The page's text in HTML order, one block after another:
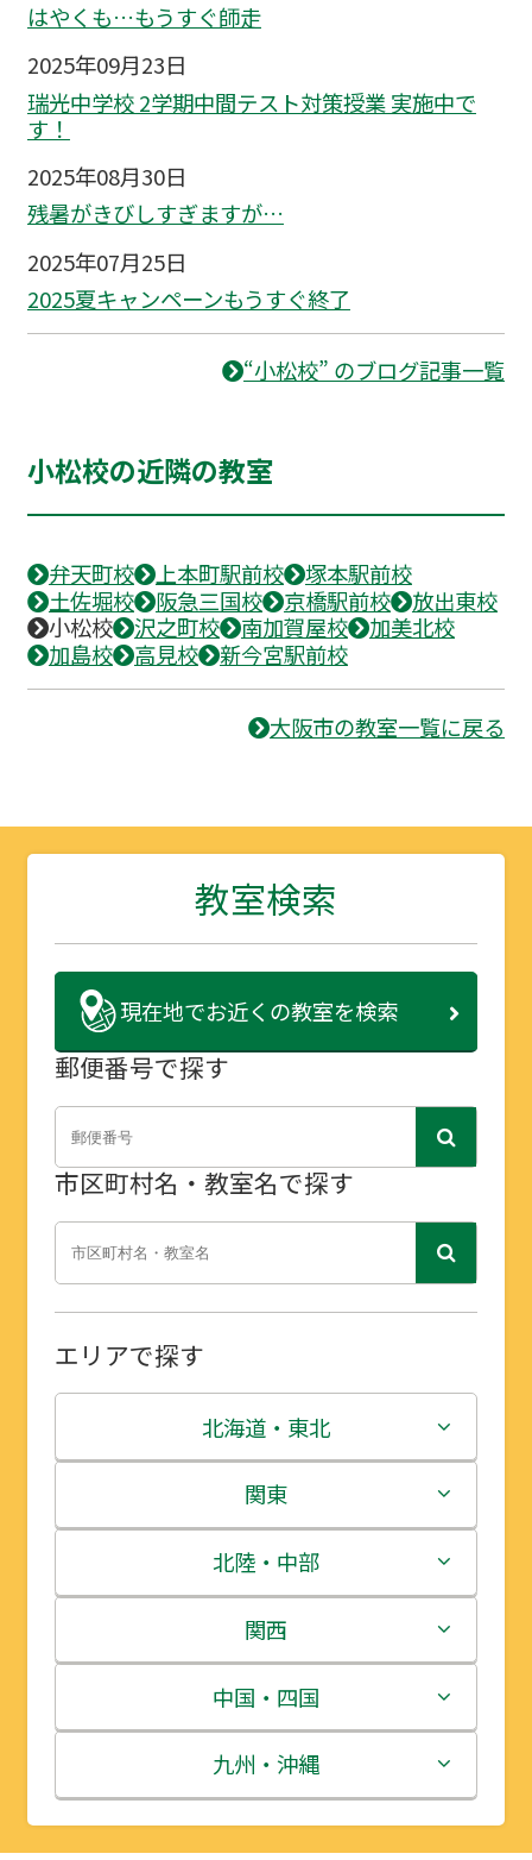
はやくも…もうすぐ師走
2025年09月23日
瑞光中学校 2学期中間テスト対策授業 実施中で
す！
2025年08月30日
残暑がきびしすぎますが…
2025年07月25日
2025夏キャンペーンもうすぐ終了
“小松校” のブログ記事一覧
小松校の近隣の教室
弁天町校 上本町駅前校
塚本駅前校
土佐堀校
阪急三国校 京橋駅前校
放出東校
小松校
沢之町校 南加賀屋校
加美北校
加島校
高見校 新今宮駅前校
大阪市の教室一覧に戻る
教室検索
現在地でお近くの教室を検索
郵便番号で探す
市区町村名・教室名で探す
エリアで探す
北海道・東北
北海道
青森県
岩手県
宮城県
秋田県
山形県
関東
茨城県
栃木県
群馬県
埼玉県
千葉県
北陸・中部
新潟県
富山県
石川県
福井県
関西
三重県
滋賀県
京都府
中国・四国
鳥取県
島根県
九州・沖縄
福岡県